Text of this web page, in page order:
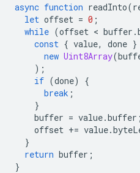
async function readInto(
let offset = 0 ;
while (offset < buffer .
const { value, done }
new Uint8Array(
);
if (done)
{
break ;
}
buffer = value.buffer ;
offset += value.
}
return buffer ;
}